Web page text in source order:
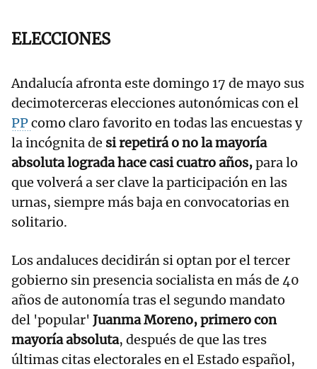
ELECCIONES
Andalucía afronta este domingo 17 de mayo sus
decimoterceras elecciones autonómicas con el
PPcomo claro favorito en todas las encuestas y
la incógnita de si repetirá o no la mayoría
absoluta lograda hace casi cuatro años,para lo
que volverá a ser clave la participación en las
urnas, siempre más baja en convocatorias en
solitario.
Los andaluces decidirán si optan por el tercer
gobierno sin presencia socialista en más de 40
años de autonomía tras el segundo mandato
del 'popular' Juanma Moreno, primero con
mayoría absoluta, después de que las tres
últimas citas electorales en el Estado español,